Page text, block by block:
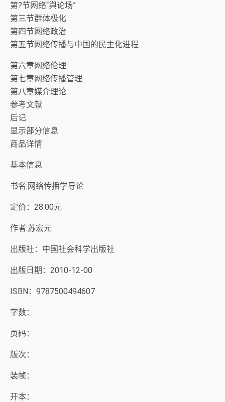
第?节网络“舆论场”
第三节群体极化
第四节网络政治
第五节网络传播与中国的民主化进程
第六章网络伦理
第七章网络传播管理
第八章媒介理论
参考文献
后记
显示部分信息
商品详情
基本信息
书名:网络传播学导论
定价：28.00元
作者:苏宏元
出版社：中国社会科学出版社
出版日期：2010-12-00
ISBN：9787500494607
字数：
页码：
版次：
装帧：
开本：